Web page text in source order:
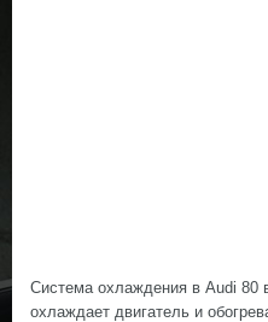
Система охлаждения в Audi 80
охлаждает двигатель и